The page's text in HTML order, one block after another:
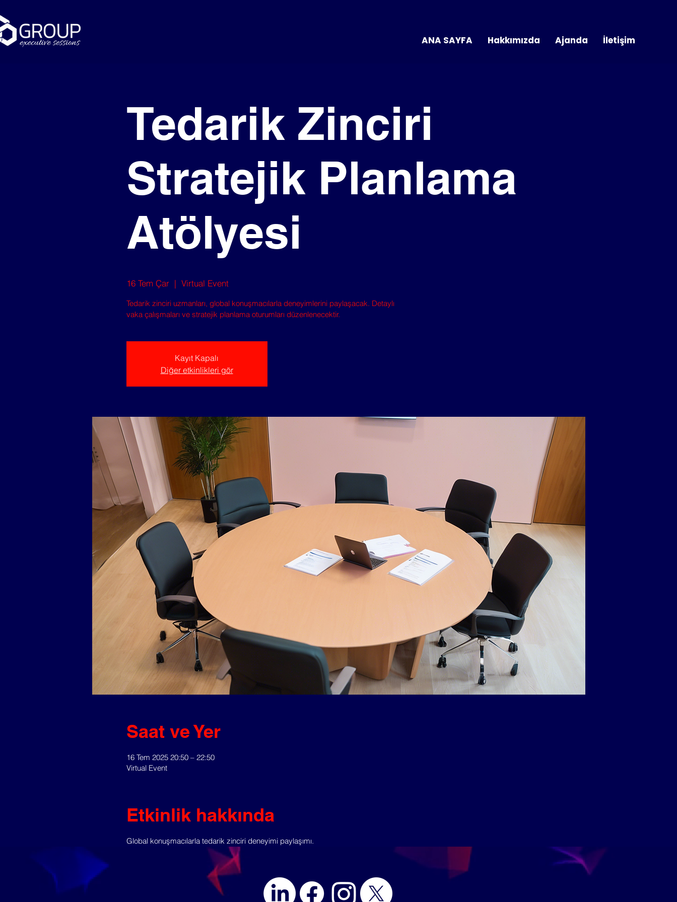
ANA SAYFA Hakkımızda Ajanda İletişim
Tedarik Zinciri
Stratejik Planlama
Atölyesi
16 Tem Çar
  |
Virtual Event
Tedarik zinciri uzmanları, global konuşmacılarla deneyimlerini paylaşacak. Detaylı
vaka çalışmaları ve stratejik planlama oturumları düzenlenecektir.
Kayıt Kapalı
Diğer etkinlikleri gör
Saat ve Yer
16 Tem 2025 20:50 – 22:50
Virtual Event
Etkinlik hakkında
Global konuşmacılarla tedarik zinciri deneyimi paylaşımı.